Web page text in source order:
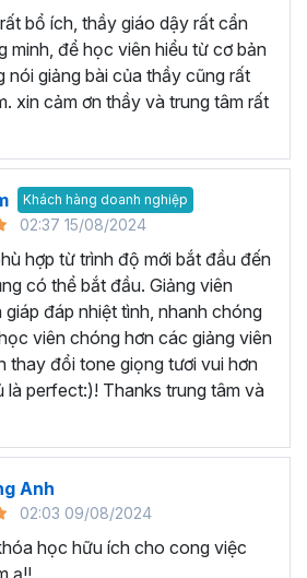
nhất bởi giảng viên dày dặn kinh
bao gồm5 Chương, 45 bài giảng,
kiến thức căn bản, các thao tác cơ
đểphân tích dữ liệuvà lập bản báo
tính.
công thức mới và tìm hiểu chức
ra những cách tốt hơn để thiết lập
mình. Khóa học Google Sheets
ví dụ thực tế trong công việc, giúp
xử lý vấn đề với Google Sheet.
Sheet này
học này hoàn toàn phù hợp với
sử dụng Google Sheet, hoặc sử
bổ ích, thầy giáo dậy rất cẩn
minh, để học viên hiểu từ cơ bản
nói giảng bài của thầy cũng rất
xin cảm ơn thầy và trung tâm rất
Khách hàng doanh nghiệp
02:37 15/08/2024
hợp từ trình độ mới bắt đầu đến
có thể bắt đầu. Giảng viên
giáp đáp nhiệt tình, nhanh chóng
viên chóng hơn các giảng viên
thay đổi tone giọng tươi vui hơn
là perfect:)! Thanks trung tâm và
Anh
02:03 09/08/2024
học hữu ích cho cong việc